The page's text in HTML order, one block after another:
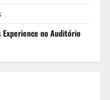
Experience no Auditório